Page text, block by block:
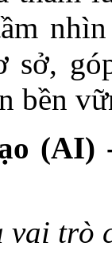
sở,
bền
(AI)
trò